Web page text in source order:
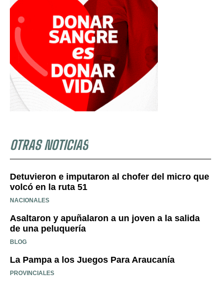
OTRAS NOTICIAS
Detuvieron e imputaron al chofer del micro que
volcó en la ruta 51
NACIONALES
Asaltaron y apuñalaron a un joven a la salida
de una peluquería
BLOG
La Pampa a los Juegos Para Araucanía
PROVINCIALES